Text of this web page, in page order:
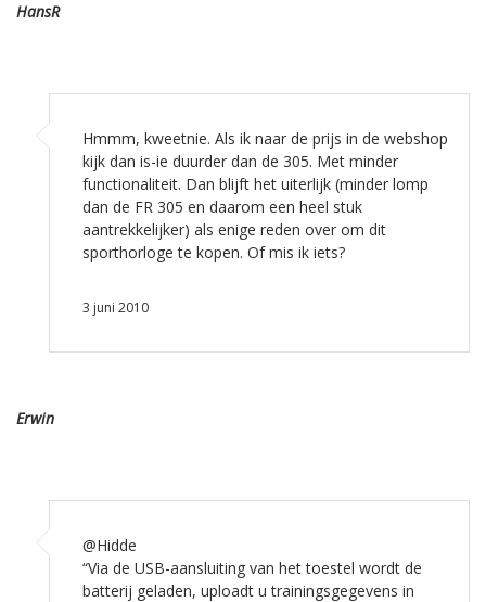
HansR
Hmmm, kweetnie. Als ik naar de prijs in de webshop
kijk dan is-ie duurder dan de 305. Met minder
functionaliteit. Dan blijft het uiterlijk (minder lomp
dan de FR 305 en daarom een heel stuk
aantrekkelijker) als enige reden over om dit
sporthorloge te kopen. Of mis ik iets?
3 juni 2010
Erwin
@Hidde
“Via de USB-aansluiting van het toestel wordt de
batterij geladen, uploadt u trainingsgegevens in